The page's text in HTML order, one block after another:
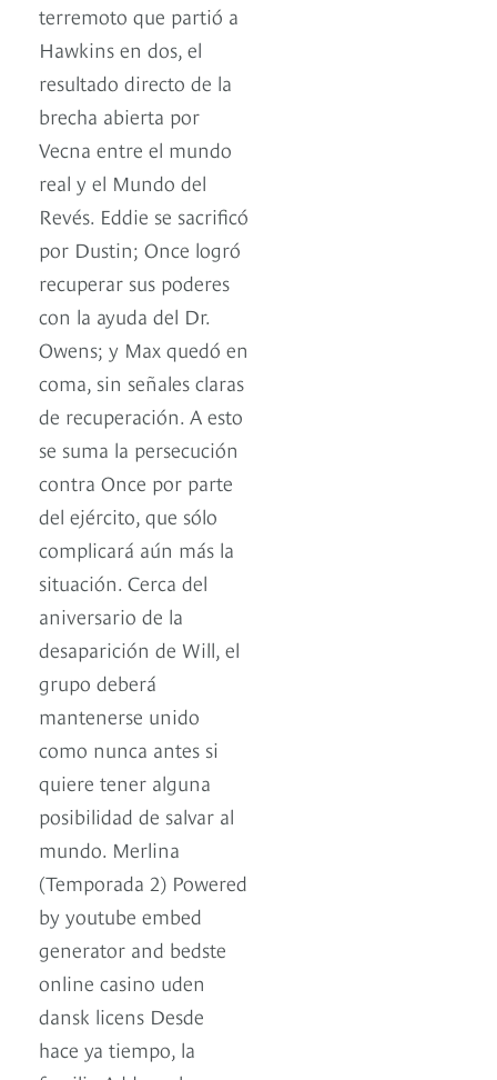
terremoto que partió a
Hawkins en dos, el
resultado directo de la
brecha abierta por
Vecna entre el mundo
real y el Mundo del
Revés. Eddie se sacrificó
por Dustin; Once logró
recuperar sus poderes
con la ayuda del Dr.
Owens; y Max quedó en
coma, sin señales claras
de recuperación. A esto
se suma la persecución
contra Once por parte
del ejército, que sólo
complicará aún más la
situación. Cerca del
aniversario de la
desaparición de Will, el
grupo deberá
mantenerse unido
como nunca antes si
quiere tener alguna
posibilidad de salvar al
mundo. Merlina
(Temporada 2) Powered
by youtube embed
generator and bedste
online casino uden
dansk licens Desde
hace ya tiempo, la